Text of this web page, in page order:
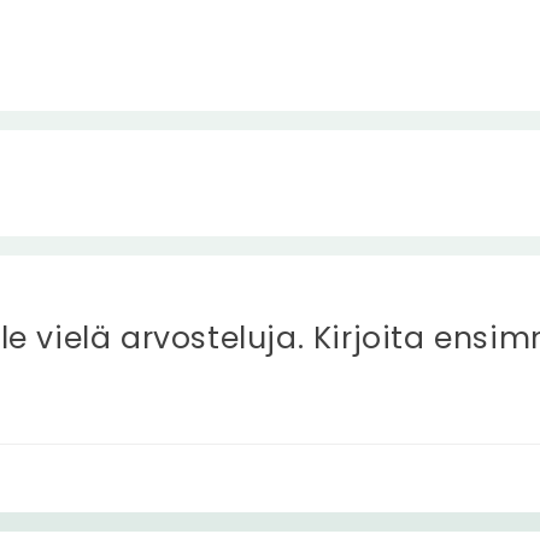
vielä arvosteluja. Kirjoita